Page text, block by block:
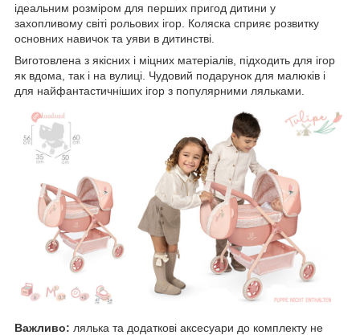
ідеальним розміром для перших пригод дитини у
захопливому світі рольових ігор. Коляска сприяє розвитку
основних навичок та уяви в дитинстві.
Виготовлена з якісних і міцних матеріалів, підходить для ігор
як вдома, так і на вулиці. Чудовий подарунок для малюків і
для найфантастичніших ігор з популярними ляльками.
Важливо: лялька та додаткові аксесуари до комплекту не